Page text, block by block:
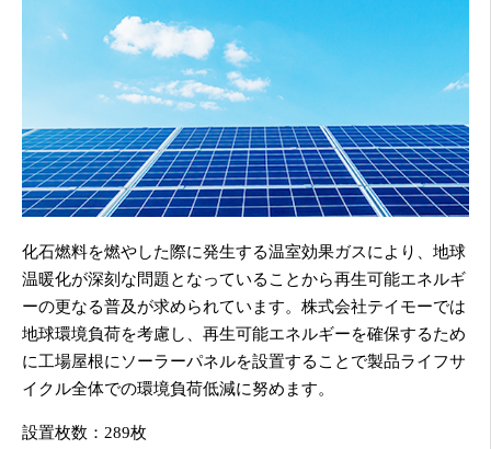
化石燃料を燃やした際に発生する温室効果ガスにより、地球
温暖化が深刻な問題となっていることから再生可能エネルギ
ーの更なる普及が求められています。株式会社テイモーでは
地球環境負荷を考慮し、再生可能エネルギーを確保するため
に工場屋根にソーラーパネルを設置することで製品ライフサ
イクル全体での環境負荷低減に努めます。
設置枚数：289枚